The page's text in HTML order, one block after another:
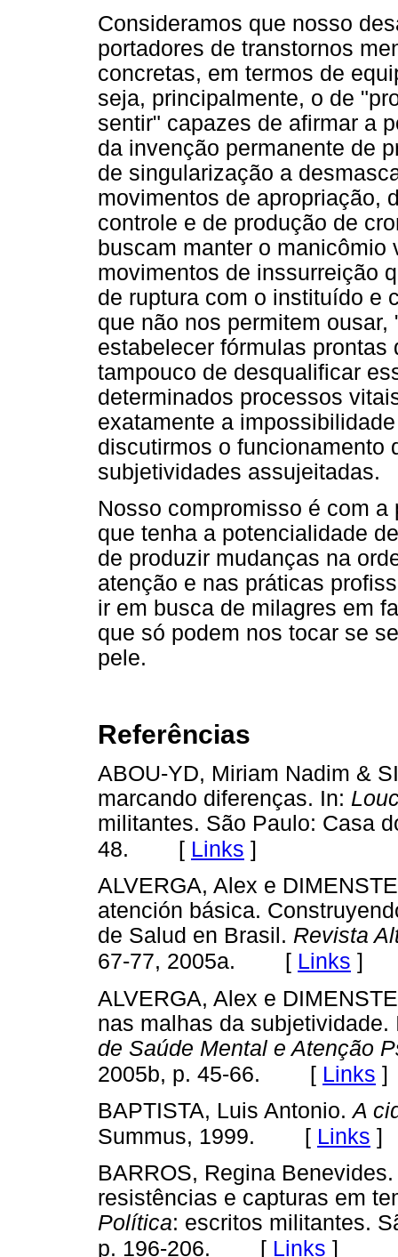
Consideramos que nosso
portadores de transtornos
concretas, em termos de
seja, principalmente, o de
sentir" capazes de afirmar a
da invenção permanente de
de singularização a
movimentos de apropriação,
controle e de produção de
buscam manter o
movimentos de inssurreição
de ruptura com o instituído e
que não nos permitem
estabelecer fórmulas
tampouco de desqualificar
determinados processos
exatamente a
discutirmos o funcionamento
subjetividades assujeitadas.
Nosso compromisso é com
que tenha a potencialidade
de produzir mudanças na
atenção e nas práticas
ir em busca de milagres em
que só podem nos tocar se
pele.
Referências
ABOU-YD, Miriam Nadim &
marcando diferenças. In:
militantes. São Paulo: Casa
48. [ Links ]
ALVERGA, Alex e
atención básica.
de Salud en Brasil. Revista
67-77, 2005a. [ Links ]
ALVERGA, Alex e
nas malhas da
de Saúde Mental e Atenção
2005b, p. 45-66. [ Links ]
BAPTISTA, Luis Antonio.A
Summus, 1999. [ Links ]
BARROS, Regina
resistências e capturas em
Política: escritos militantes.
p. 196-206. [ Links ]